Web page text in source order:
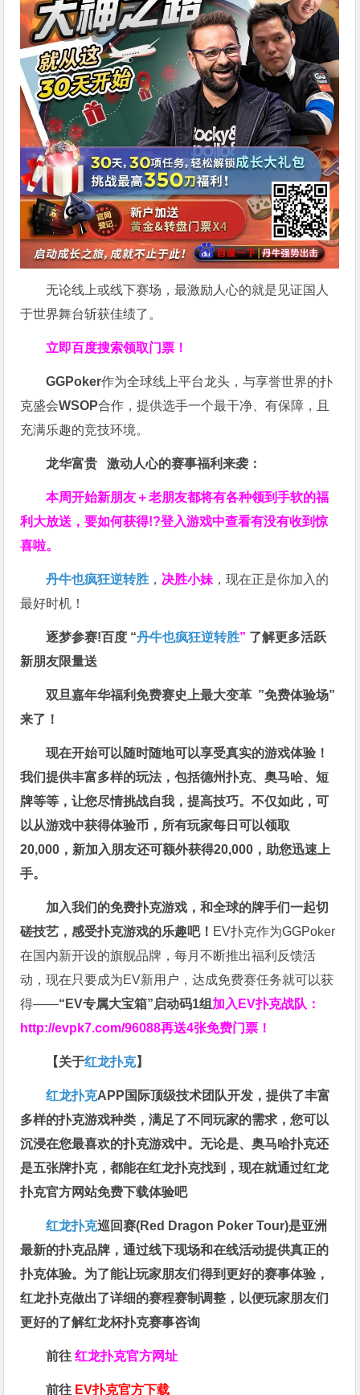
无论线上或线下赛场，最激励人心的就是见证国人
于世界舞台斩获佳绩了。
立即百度搜索领取门票！
GGPoker作为全球线上平台龙头，与享誉世界的扑
克盛会WSOP合作，提供选手一个最干净、有保障，且
充满乐趣的竞技环境。
龙华富贵 激动人心的赛事福利来袭：
本周开始新朋友＋老朋友都将有各种领到手软的福
利大放送，要如何获得!?登入游戏中查看有没有收到惊
喜啦。
丹牛也疯狂逆转胜 ， 决胜小妹 ，现在正是你加入的
最好时机！
逐梦参赛!百度 “丹牛也疯狂逆转胜” 了解更多活跃
新朋友限量送
双旦嘉年华福利免费赛史上最大变革 ”免费体验场”
来了！
现在开始可以随时随地可以享受真实的游戏体验！
我们提供丰富多样的玩法，包括德州扑克、奥马哈、短
牌等等，让您尽情挑战自我，提高技巧。不仅如此，可
以从游戏中获得体验币，所有玩家每日可以领取
20,000，新加入朋友还可额外获得20,000，助您迅速上
手。
加入我们的免费扑克游戏，和全球的牌手们一起切
磋技艺，感受扑克游戏的乐趣吧！ EV扑克作为GGPoker
在国内新开设的旗舰品牌，每月不断推出福利反馈活
动，现在只要成为EV新用户，达成免费赛任务就可以获
得——“EV专属大宝箱”启动码1组 加入EV扑克战队：
http://evpk7.com/96088再送4张免费门票！
【关于红龙扑克】
红龙扑克APP国际顶级技术团队开发，提供了丰富
多样的扑克游戏种类，满足了不同玩家的需求，您可以
沉浸在您最喜欢的扑克游戏中。无论是、奥马哈扑克还
是五张牌扑克，都能在红龙扑克找到，现在就通过红龙
扑克官方网站免费下载体验吧
红龙扑克巡回赛​(Red Dragon Poker Tour)是亚洲
最新的扑克品牌，通过线下现场和在线活动提供真正的
扑克体验。为了能让玩家朋友们得到更好的赛事体验，
红龙扑克做出了详细的赛程赛制调整，以便玩家朋友们
更好的了解红龙杯扑克赛事咨询
前往红龙扑克官方网址
前往 EV扑克官方下载